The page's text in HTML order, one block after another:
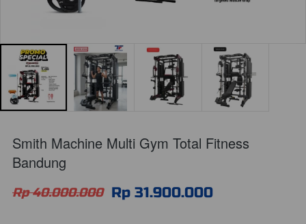
Smith Machine Multi Gym Total Fitness
Bandung
Rp 40.000.000 Rp 31.900.000